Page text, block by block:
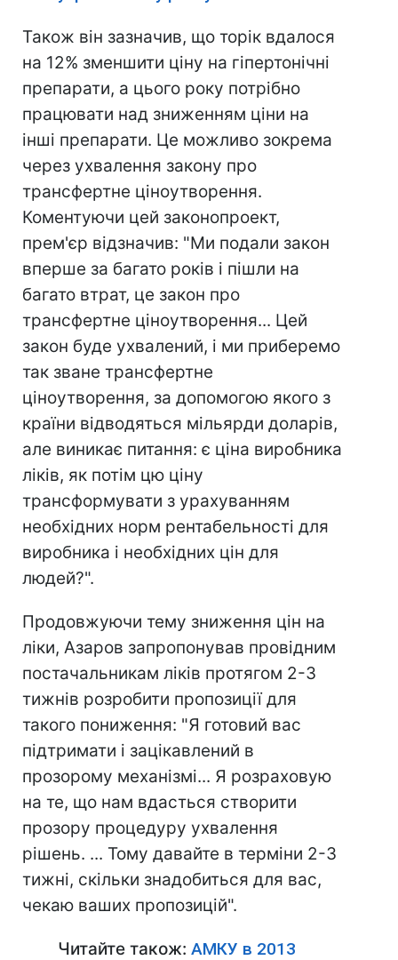
Також він зазначив, що торік вдалося
на 12% зменшити ціну на гіпертонічні
препарати, а цього року потрібно
працювати над зниженням ціни на
інші препарати. Це можливо зокрема
через ухвалення закону про
трансфертне ціноутворення.
Коментуючи цей законопроект,
прем'єр відзначив: "Ми подали закон
вперше за багато років і пішли на
багато втрат, це закон про
трансфертне ціноутворення... Цей
закон буде ухвалений, і ми приберемо
так зване трансфертне
ціноутворення, за допомогою якого з
країни відводяться мільярди доларів,
але виникає питання: є ціна виробника
ліків, як потім цю ціну
трансформувати з урахуванням
необхідних норм рентабельності для
виробника і необхідних цін для
людей?".
Продовжуючи тему зниження цін на
ліки, Азаров запропонував провідним
постачальникам ліків протягом 2-3
тижнів розробити пропозиції для
такого пониження: "Я готовий вас
підтримати і зацікавлений в
прозорому механізмі... Я розраховую
на те, що нам вдасться створити
прозору процедуру ухвалення
рішень. ... Тому давайте в терміни 2-3
тижні, скільки знадобиться для вас,
чекаю ваших пропозицій".
Читайте також: АМКУ в 2013